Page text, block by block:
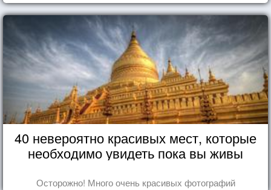
40 невероятно красивых мест, которые
необходимо увидеть пока вы живы
Осторожно! Много очень красивых фотографий